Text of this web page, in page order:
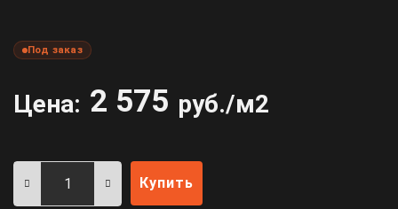
Под заказ
Цена: 2 575 руб./м2
Купить